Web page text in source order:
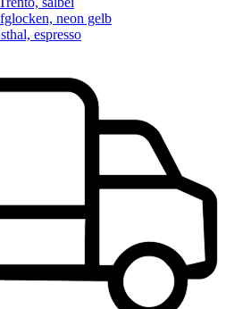
neon gelb
espresso